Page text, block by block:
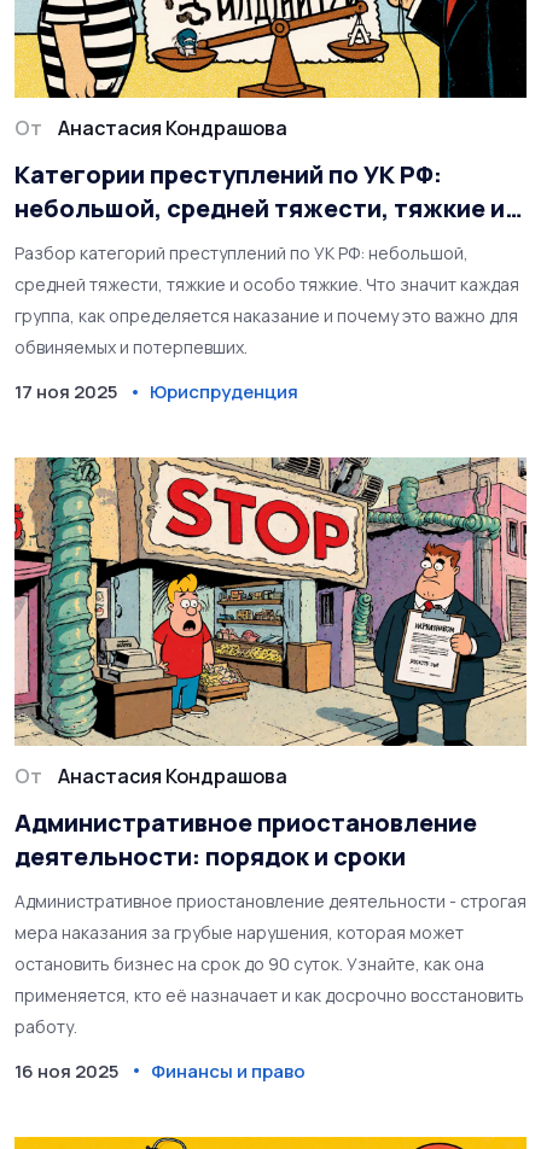
От Анастасия Кондрашова
Категории преступлений по УК РФ:
небольшой, средней тяжести, тяжкие и
особо тяжкие - что значит каждая
группа
Разбор категорий преступлений по УК РФ: небольшой,
средней тяжести, тяжкие и особо тяжкие. Что значит каждая
группа, как определяется наказание и почему это важно для
обвиняемых и потерпевших.
17 ноя 2025 Юриспруденция
От Анастасия Кондрашова
Административное приостановление
деятельности: порядок и сроки
Административное приостановление деятельности - строгая
мера наказания за грубые нарушения, которая может
остановить бизнес на срок до 90 суток. Узнайте, как она
применяется, кто её назначает и как досрочно восстановить
работу.
16 ноя 2025 Финансы и право